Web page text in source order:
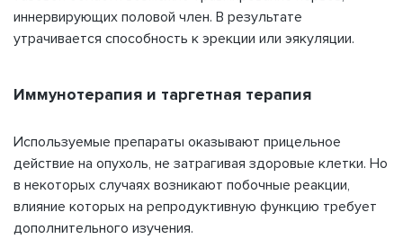
иннервирующих половой член. В результате
утрачивается способность к эрекции или эякуляции.
Иммунотерапия и таргетная терапия
Используемые препараты оказывают прицельное
действие на опухоль, не затрагивая здоровые клетки. Но
в некоторых случаях возникают побочные реакции,
влияние которых на репродуктивную функцию требует
дополнительного изучения.